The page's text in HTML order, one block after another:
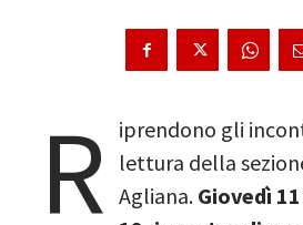
R iprendono gli
lettura della
Agliana. Giovedì